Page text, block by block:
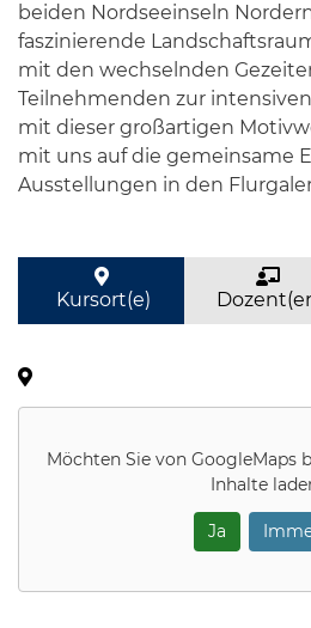
beiden Nordseeinseln
faszinierende
mit den wechselnden
Teilnehmenden zur
mit dieser großartigen
mit uns auf die gemeinsame
Ausstellungen in den
Kursort(e)
Möchten Sie von GoogleMaps
Inhalte
Ja